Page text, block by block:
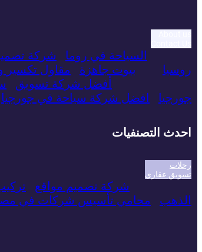
السياحة في روما شركة
روسيا
بيوت جاهزة
مقاول تكسير
أفضل شركة تسويق
جورجيا
افضل شركة سياحة في جورجيا
احدث التصنفيات
رحلات
تسويق عقاري
شركة تصميم مواقع
الذهب
محامي تأسيس شركات في